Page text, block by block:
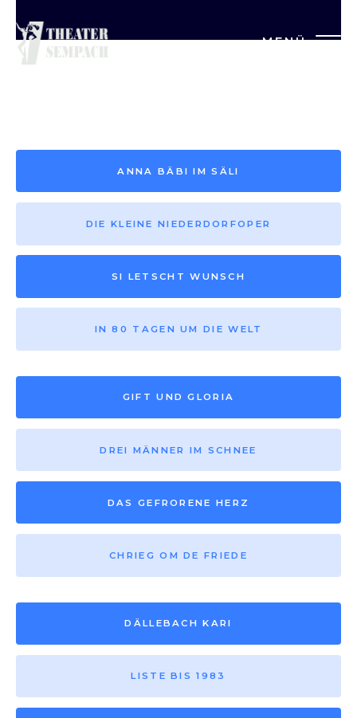
MENÜ
Saison vor 2013
ANNA BÄBI IM SÄLI
DIE KLEINE NIEDERDORFOPER
SI LETSCHT WUNSCH
IN 80 TAGEN UM DIE WELT
GIFT UND GLORIA
DREI MÄNNER IM SCHNEE
DAS GEFRORENE HERZ
CHRIEG OM DE FRIEDE
DÄLLEBACH KARI
LISTE BIS 1983